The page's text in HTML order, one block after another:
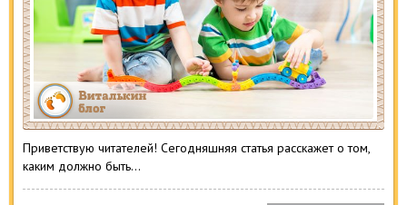
Приветствую читателей! Сегодняшняя статья расскажет о том,
каким должно быть…